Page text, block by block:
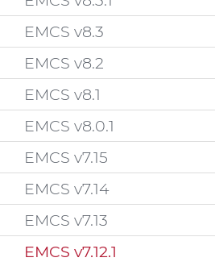
EMCS v8.3
EMCS v8.2
EMCS v8.1
EMCS v8.0.1
EMCS v7.15
EMCS v7.14
EMCS v7.13
EMCS v7.12.1